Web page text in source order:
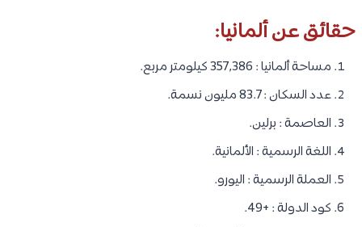
حقائق عن ألمانيا:
مساحة ألمانيا : 357,386 كيلومتر مربع.
عدد السكان : 83.7 مليون نسمة.
العاصمة : برلين.
اللغة الرسمية : الألمانية.
العملة الرسمية : اليورو.
كود الدولة : +49.